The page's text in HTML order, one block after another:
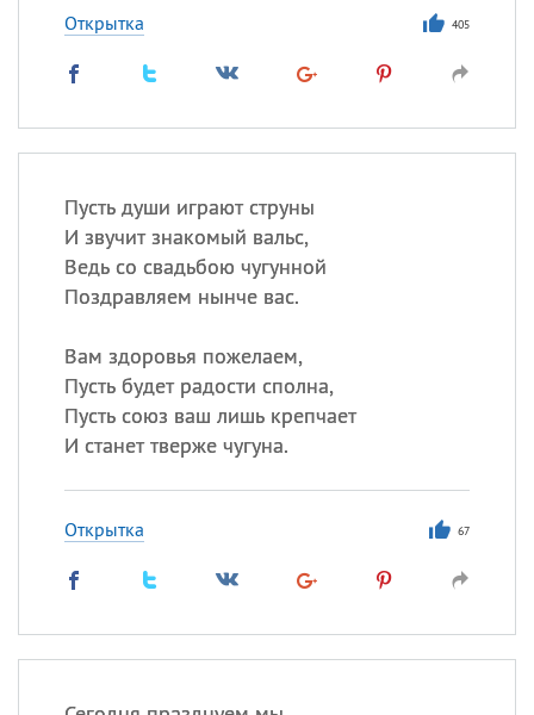
Открытка 405
Пусть души играют струны
И звучит знакомый вальс,
Ведь со свадьбою чугунной
Поздравляем нынче вас.
Вам здоровья пожелаем,
Пусть будет радости сполна,
Пусть союз ваш лишь крепчает
И станет тверже чугуна.
Открытка 67